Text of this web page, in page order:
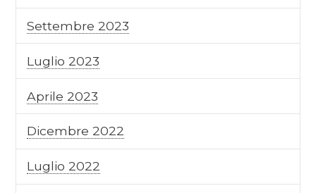
Settembre 2023
Luglio 2023
Aprile 2023
Dicembre 2022
Luglio 2022